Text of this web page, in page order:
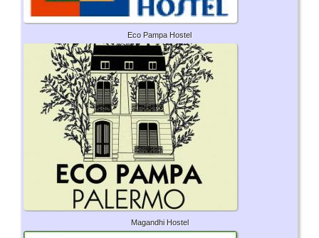
Eco Pampa Hostel
Magandhi Hostel